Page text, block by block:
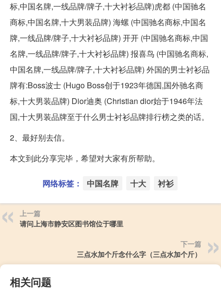
标,中国名牌,一线品牌/牌子,十大衬衫品牌)虎都 (中国驰名
商标,中国名牌,十大男装品牌) 海螺 (中国驰名商标,中国名
牌,一线品牌/牌子,十大衬衫品牌) 开开 (中国驰名商标,中国
名牌,一线品牌/牌子,十大衬衫品牌) 报喜鸟 (中国驰名商标,
中国名牌,一线品牌/牌子,十大衬衫品牌) 外国的男士衬衫品
牌有:Boss波士 (Hugo Boss创于1923年德国,国外驰名商
标,十大男装品牌) Dior迪奥 (Christian dior始于1946年法
国,十大男装品牌至于什么男士衬衫品牌排行榜之类的话。
2、最好别去信。
本文到此分享完毕，希望对大家有所帮助。
网络标签： 中国名牌 十大 衬衫
上一篇
请问上海市静安区图书馆位于哪里
下一篇
三点水加个斤念什么字（三点水加个斤）
相关问题